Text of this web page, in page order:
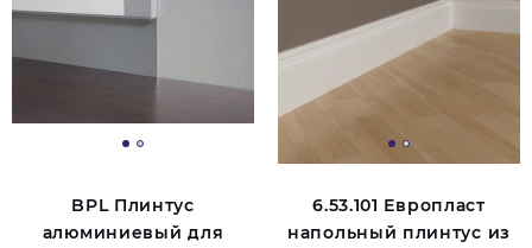
BPL Плинтус
алюминиевый для
6.53.101 Европласт
напольный плинтус из